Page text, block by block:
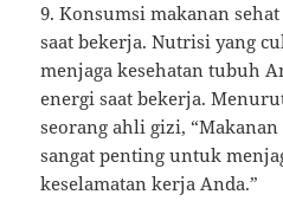
9. Konsumsi makanan
saat bekerja. Nutrisi yang
menjaga kesehatan tubuh
energi saat bekerja.
seorang ahli gizi,
sangat penting untuk
keselamatan kerja Anda.”